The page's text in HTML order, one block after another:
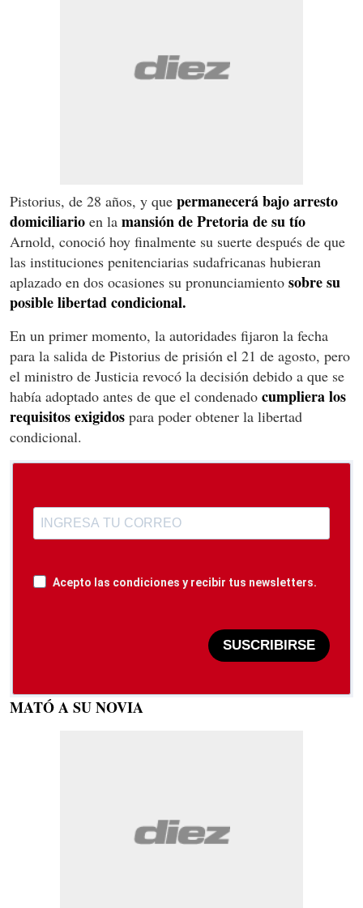
Pistorius, de 28 años, y que permanecerá bajo arresto
domiciliario en la mansión de Pretoria de su tío
Arnold, conoció hoy finalmente su suerte después de que
las instituciones penitenciarias sudafricanas hubieran
aplazado en dos ocasiones su pronunciamiento sobre su
posible libertad condicional.
En un primer momento, la autoridades fijaron la fecha
para la salida de Pistorius de prisión el 21 de agosto, pero
el ministro de Justicia revocó la decisión debido a que se
había adoptado antes de que el condenado cumpliera los
requisitos exigidos para poder obtener la libertad
condicional.
Acepto las condiciones y recibir tus newsletters.
SUSCRIBIRSE
MATÓ A SU NOVIA